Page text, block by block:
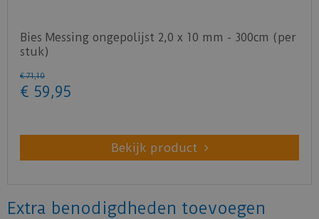
Bies Messing ongepolijst 2,0 x 10 mm - 300cm (per
stuk)
€ 71,10
€ 59,95
Bekijk product
Extra benodigdheden toevoegen